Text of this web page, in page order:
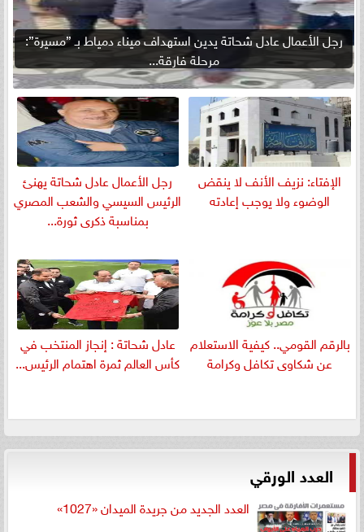
رجل الأعمال عادل شحاتة يدين استهداف ميناء دمياط بـ ”مسيرة”:
مرحلة فارقة...
الإفتاء: نزيف الأنف لا ينقض
الوضوء ولا يوجب إعادته
رجل الأعمال عادل شحاتة يهنئ
الرئيس السيسي والشعب المصري
بمناسبة ذكرى ثورة...
بالرقم القومي.. كيفية الاستعلام
عن شكاوى تكافل وكرامة
عادل شحاتة : إنجاز المنتخب في
كأس العالم ثمرة اهتمام الرئيس...
العدد الورقي
العدد الجديد من جريدة الميدان «1027»